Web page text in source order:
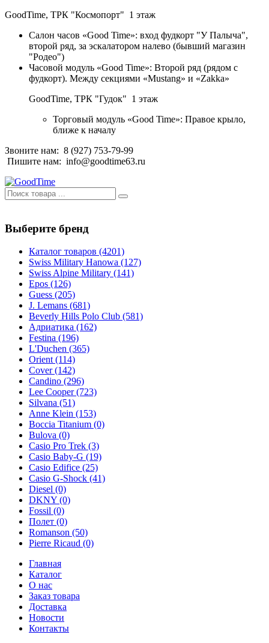
GoodTime, ТРК "Космопорт" 1 этаж
Салон часов «Good Time»: вход фудкорт "У Палыча",
второй ряд, за эскалатором налево (бывший магазин
"Родео")
Часовой модуль «Good Time»: Второй ряд (рядом с
фудкорт). Между секциями «Mustang» и «Zakka»
GoodTime, ТРК "Гудок" 1 этаж
Торговый модуль «Good Time»: Правое крыло,
ближе к началу
Звоните нам: 8 (927) 753-79-99
Пишите нам: info@goodtime63.ru
Выберите бренд
Каталог товаров (4201)
Swiss Military Hanowa (127)
Swiss Alpine Military (141)
Epos (126)
Guess (205)
J. Lemans (681)
Beverly Hills Polo Club (581)
Адриатика (162)
Festina (196)
L'Duchen (365)
Orient(114)
Cover(142)
Candino (296)
Lee Cooper(723)
Silvana (51)
Anne Klein (153)
Boccia Titanium (0)
Bulova (0)
Casio Pro Trek (3)
Casio Baby-G (19)
Casio Edifice (25)
Casio G-Shock (41)
Diesel (0)
DKNY (0)
Fossil (0)
Полет (0)
Romanson (50)
Pierre Ricaud (0)
Главная
Каталог
О нас
Заказ товара
Доставка
Новости
Контакты